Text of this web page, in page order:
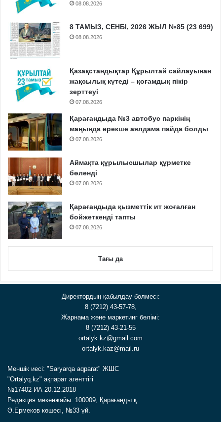
08.08.2026
8 ТАМЫЗ, СЕНБІ, 2026 ЖЫЛ №85 (23 699)
08.08.2026
Қазақстандықтар Құрылтай сайлауынан
жақсылық күтеді – қоғамдық пікір
зерттеуі
07.08.2026
Қарағандыда №3 автобус паркінің
маңында ерекше аялдама пайда болды
07.08.2026
Аймақта құрылысшылар құрметке
бөленді
07.08.2026
Қарағандыда қызметтік ит жоғалған
бойжеткенді тапты
07.08.2026
Тағы да
Директордың қабылдау бөлмесі:
8 (7212) 43-57-78,
Жарнама және маркетинг бөлімі:
8 (7212) 43-21-55
ortalyk.kz@gmail.com
ortalyk.kaz@mail.ru
Меншік иесі: "Saryarqa aqparat" ЖШС
"Ortalyq.kz" ақпарат агенттігі
№17402-ИА 20.12.2018
Редакция мекенжайы: 100009, Қарағанды қ.
Ә.Ермеков көшесі, №33 үй.